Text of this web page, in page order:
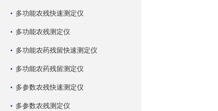
多功能农残快速测定仪
多功能农残测定仪
多功能农药残留快速测定仪
多功能农药残留测定仪
多参数农残快速测定仪
多参数农残测定仪